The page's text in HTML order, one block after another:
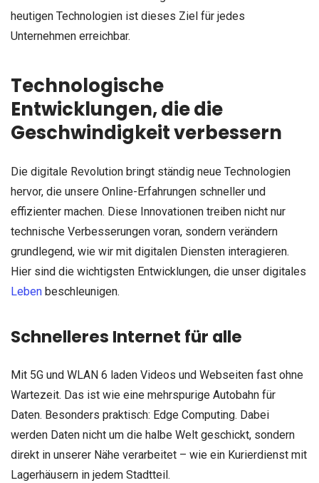
heutigen Technologien ist dieses Ziel für jedes
Unternehmen erreichbar.
Technologische
Entwicklungen, die die
Geschwindigkeit verbessern
Die digitale Revolution bringt ständig neue Technologien
hervor, die unsere Online-Erfahrungen schneller und
effizienter machen. Diese Innovationen treiben nicht nur
technische Verbesserungen voran, sondern verändern
grundlegend, wie wir mit digitalen Diensten interagieren.
Hier sind die wichtigsten Entwicklungen, die unser digitales
Leben beschleunigen.
Schnelleres Internet für alle
Mit 5G und WLAN 6 laden Videos und Webseiten fast ohne
Wartezeit. Das ist wie eine mehrspurige Autobahn für
Daten. Besonders praktisch: Edge Computing. Dabei
werden Daten nicht um die halbe Welt geschickt, sondern
direkt in unserer Nähe verarbeitet – wie ein Kurierdienst mit
Lagerhäusern in jedem Stadtteil.